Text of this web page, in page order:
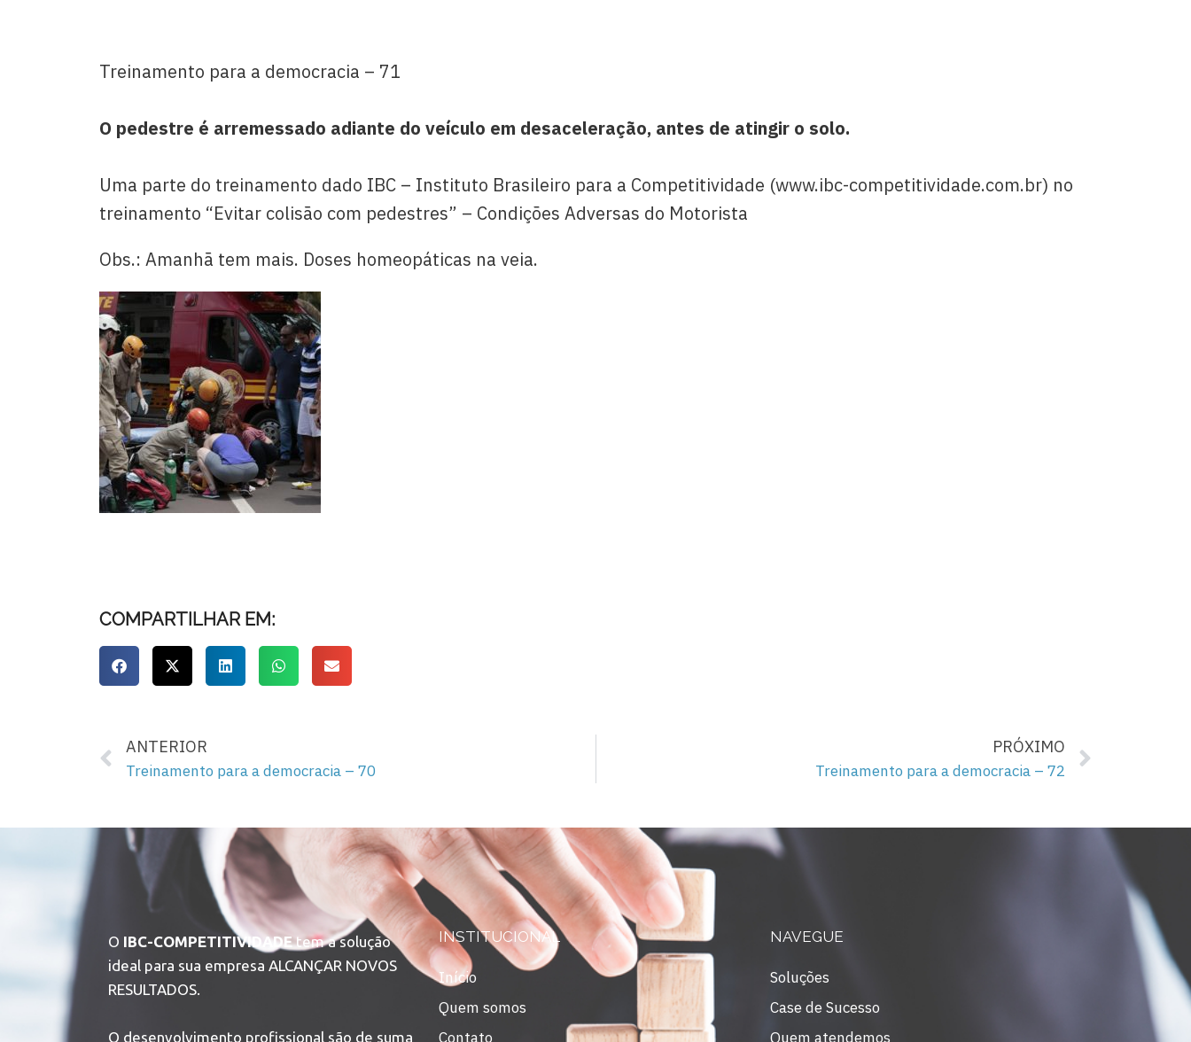
Treinamento para a democracia – 71
O pedestre é arremessado adiante do veículo em desaceleração, antes de atingir o solo.
Uma parte do treinamento dado IBC – Instituto Brasileiro para a Competitividade (www.ibc-competitividade.com.br) no
treinamento “Evitar colisão com pedestres” – Condições Adversas do Motorista
Obs.: Amanhã tem mais. Doses homeopáticas na veia.
COMPARTILHAR EM:
ANTERIOR
Treinamento para a democracia – 70
PRÓXIMO
Treinamento para a democracia – 72
O IBC-COMPETITIVIDADEtem a solução
ideal para sua empresa ALCANÇAR NOVOS
RESULTADOS.
O desenvolvimento profissional são de suma
INSTITUCIONAL
Início
Quem somos
Contato
NAVEGUE
Soluções
Case de Sucesso
Quem atendemos